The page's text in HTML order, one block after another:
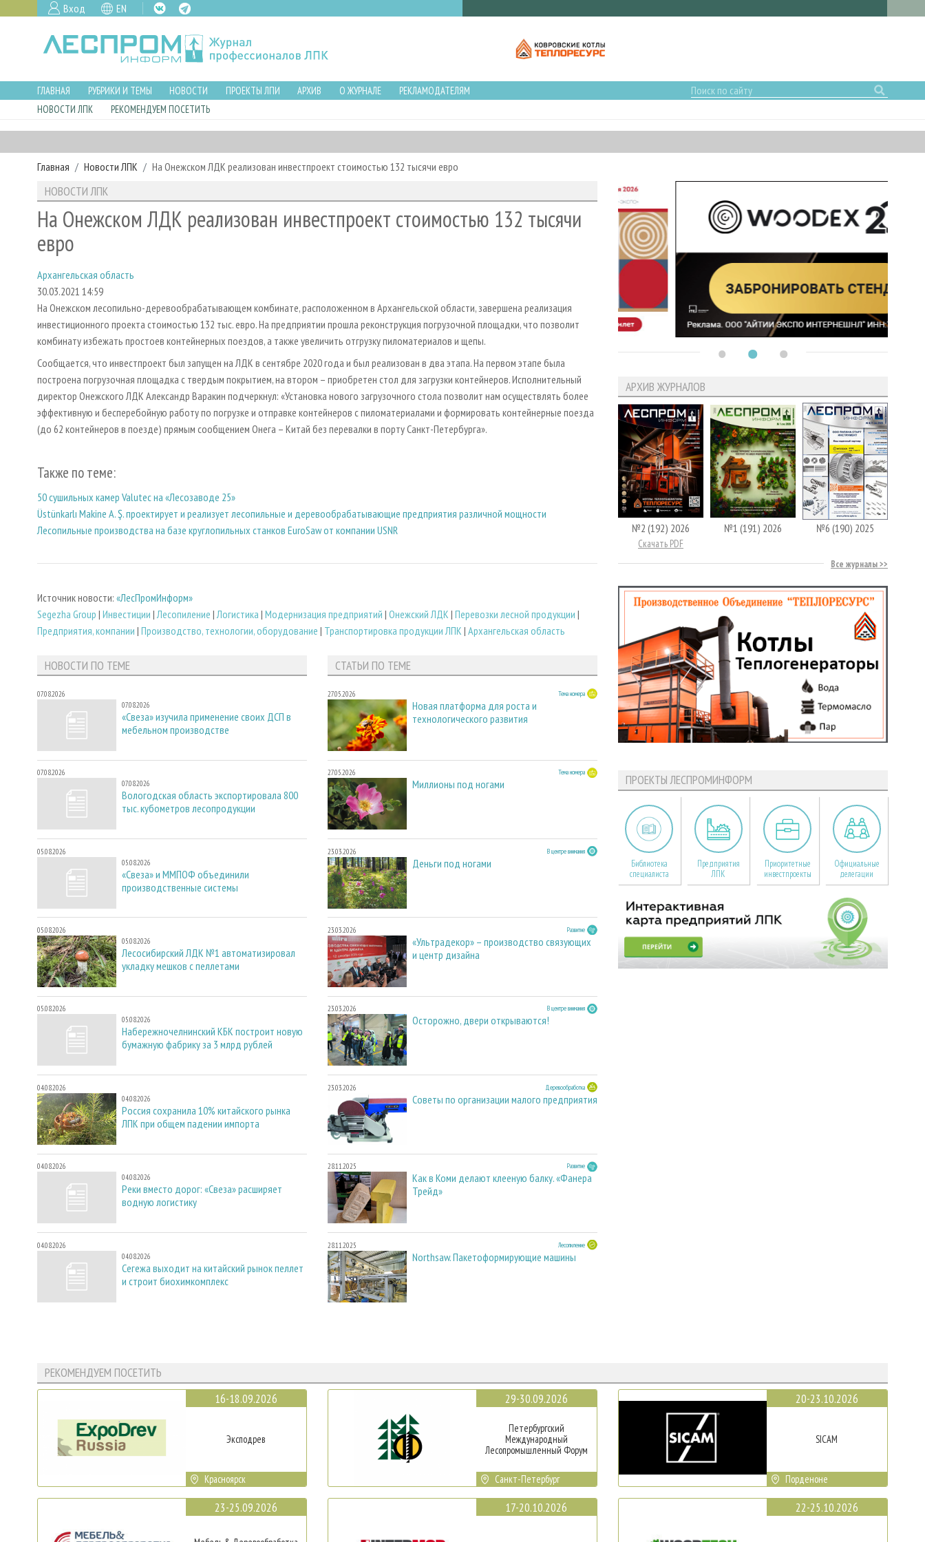
Вход EN
ГЛАВНАЯ РУБРИКИ И ТЕМЫ НОВОСТИ ПРОЕКТЫ ЛПИ АРХИВ О ЖУРНАЛЕ
РЕКЛАМОДАТЕЛЯМ
НОВОСТИ ЛПК
РЕКОМЕНДУЕМ ПОСЕТИТЬ
Главная Новости ЛПК На Онежском ЛДК реализован инвестпроект стоимостью 132 тысячи евро
НОВОСТИ ЛПК
На Онежском ЛДК реализован инвестпроект стоимостью 132 тысячи
евро
Архангельская область
30.03.2021 14:59
На Онежском лесопильно-деревообрабатывающем комбинате, расположенном в Архангельской области, завершена реализация
инвестиционного проекта стоимостью 132 тыс. евро. На предприятии прошла реконструкция погрузочной площадки, что позволит
комбинату избежать простоев контейнерных поездов, а также увеличить отгрузку пиломатериалов и щепы.
Сообщается, что инвестпроект был запущен на ЛДК в сентябре 2020 года и был реализован в два этапа. На первом этапе была
построена погрузочная площадка с твердым покрытием, на втором – приобретен стол для загрузки контейнеров. Исполнительный
директор Онежского ЛДК Александр Варакин подчеркнул: «Установка нового загрузочного стола позволит нам осуществлять более
эффективную и бесперебойную работу по погрузке и отправке контейнеров с пиломатериалами и формировать контейнерные поезда
(до 62 контейнеров в поезде) прямым сообщением Онега – Китай без перевалки в порту Санкт-Петербурга».
Также по теме:
50 сушильных камер Valutec на «Лесозаводе 25»
Üstünkarlı Makine A. Ş. проектирует и реализует лесопильные и деревообрабатывающие предприятия различной мощности
Лесопильные производства на базе круглопильных станков EuroSaw от компании USNR
Источник новости: «ЛесПромИнформ»
Segezha Group | Инвестиции |Лесопиление |Логистика | Модернизация предприятий | Онежский ЛДК | Перевозки лесной продукции |
Предприятия, компании | Производство, технологии, оборудование | Транспортировка продукции ЛПК | Архангельская область
НОВОСТИ ПО ТЕМЕ
07.08.2026
07.08.2026
«Свеза» изучила применение своих ДСП в
мебельном производстве
07.08.2026
07.08.2026
Вологодская область экспортировала 800
тыс. кубометров лесопродукции
05.08.2026
05.08.2026
«Свеза» и ММПОФ объединили
производственные системы
05.08.2026
05.08.2026
Лесосибирский ЛДК №1 автоматизировал
укладку мешков с пеллетами
05.08.2026
05.08.2026
Набережночелнинский КБК построит новую
бумажную фабрику за 3 млрд рублей
04.08.2026
04.08.2026
Россия сохранила 10% китайского рынка
ЛПК при общем падении импорта
04.08.2026
04.08.2026
Реки вместо дорог: «Свеза» расширяет
водную логистику
04.08.2026
04.08.2026
Сегежа выходит на китайский рынок пеллет
и строит биохимкомплекс
СТАТЬИ ПО ТЕМЕ
27.05.2026 Тема номера
Новая платформа для роста и
технологического развития
27.05.2026 Тема номера
Миллионы под ногами
23.03.2026 В центре внимания
Деньги под ногами
23.03.2026 Развитие
«Ультрадекор» – производство связующих
и центр дизайна
23.03.2026 В центре внимания
Осторожно, двери открываются!
23.03.2026 Деревообработка
Советы по организации малого предприятия
28.11.2025 Развитие
Как в Коми делают клееную балку. «Фанера
Трейд»
28.11.2025 Лесопиление
Northsaw. Пакетоформирующие машины
АРХИВ ЖУРНАЛОВ
№2 (192) 2026
Скачать PDF
№1 (191) 2026 №6 (190) 2025
Все журналы
ПРОЕКТЫ ЛЕСПРОМИНФОРМ
Библиотека
специалиста
Предприятия
ЛПК
Приоритетные
инвестпроекты
Официальные
делегации
РЕКОМЕНДУЕМ ПОСЕТИТЬ
16-18.09.2026
Эксподрев
Красноярск
23-25.09.2026
29-30.09.2026
Петербургский
Международный
Лесопромышленный Форум
Санкт-Петербург
17-20.10.2026
20-23.10.2026
SICAM
Порденоне
22-25.10.2026